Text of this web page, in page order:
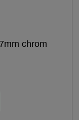
chrom